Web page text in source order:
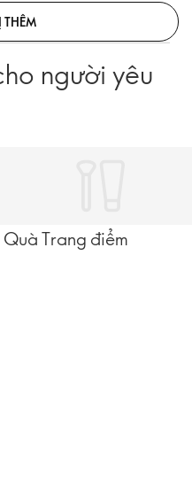
THÊM
người yêu
Quà Trang điểm